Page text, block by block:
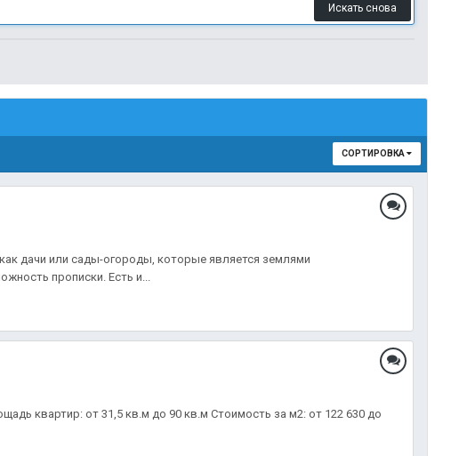
Искать снова
СОРТИРОВКА
дачи или сады-огороды, которые является землями
прописки. Есть и...
квартир: от 31,5 кв.м до 90 кв.м Стоимость за м2: от 122 630 до